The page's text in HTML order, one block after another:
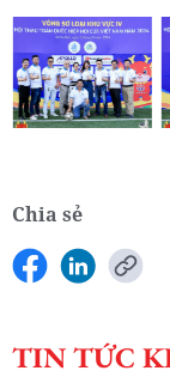
Chia sẻ
TIN TỨC